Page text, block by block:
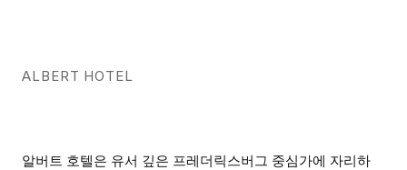
ALBERT HOTEL
알버트 호텔은 유서 깊은 프레더릭스버그 중심가에 자리하